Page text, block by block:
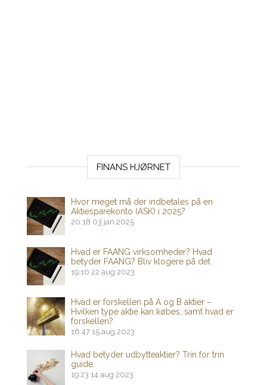
FINANS HJØRNET
Hvor meget må der indbetales på en
Aktiesparekonto (ASK) i 2025?
20:18 03 jan 2025
Hvad er FAANG virksomheder? Hvad
betyder FAANG? Bliv klogere på det
19:10 22 aug 2023
Hvad er forskellen på A og B aktier –
Hvilken type aktie kan købes, samt hvad er
forskellen?
16:47 15 aug 2023
Hvad betyder udbytteaktier? Trin for trin
guide.
19:23 14 aug 2023